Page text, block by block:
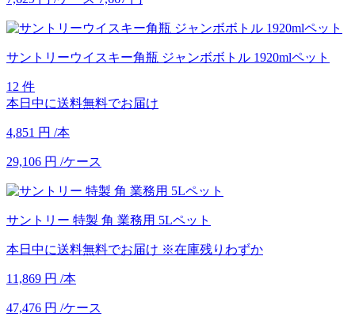
サントリーウイスキー角瓶 ジャンボボトル 1920mlペット
12 件
本日中に送料無料でお届け
4,851 円 /本
29,106 円 /ケース
サントリー 特製 角 業務用 5Lペット
本日中に送料無料でお届け ※在庫残りわずか
11,869 円 /本
47,476 円 /ケース